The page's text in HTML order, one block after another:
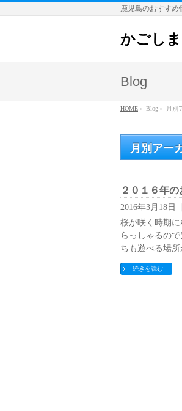
鹿児島のおすすめ
かごし
Blog
HOME » Blog » 月別
月別アー
２０１６年
2016年3月18日
桜が咲く時期
らっしゃるの
ちも遊べる場
続きを読む